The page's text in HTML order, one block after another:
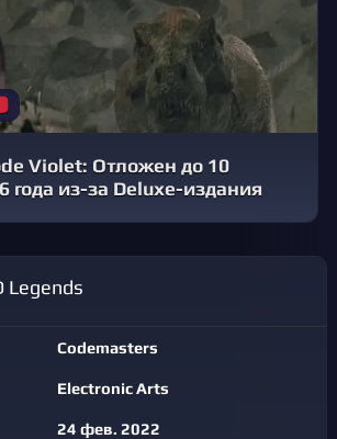
Violet: Отложен до 10
года из-за Deluxe-издания
Legends
Codemasters
Electronic Arts
24 фев. 2022